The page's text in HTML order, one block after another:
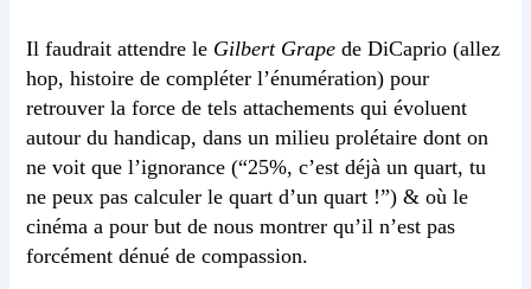
Il faudrait attendre le Gilbert Grape de DiCaprio (allez
hop, histoire de compléter l’énumération) pour
retrouver la force de tels attachements qui évoluent
autour du handicap, dans un milieu prolétaire dont on
ne voit que l’ignorance (“25%, c’est déjà un quart, tu
ne peux pas calculer le quart d’un quart !”) & où le
cinéma a pour but de nous montrer qu’il n’est pas
forcément dénué de compassion.